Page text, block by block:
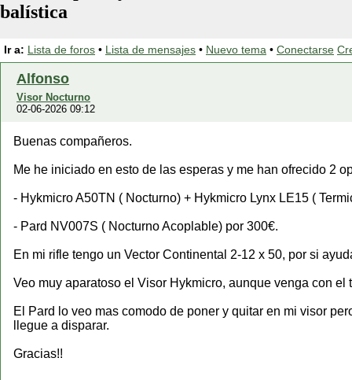
balística
Ir a: Lista de foros • Lista de mensajes • Nuevo tema • Conectarse
Alfonso
Visor Nocturno
02-06-2026 09:12
Buenas compañeros.
Me he iniciado en esto de las esperas y me han ofrecido 2
- Hykmicro A50TN ( Nocturno) + Hykmicro Lynx LE15 (
- Pard NV007S ( Nocturno Acoplable) por 300€.
En mi rifle tengo un Vector Continental 2-12 x 50, por si
Veo muy aparatoso el Visor Hykmicro, aunque venga con el
El Pard lo veo mas comodo de poner y quitar en mi visor
llegue a disparar.
Gracias!!